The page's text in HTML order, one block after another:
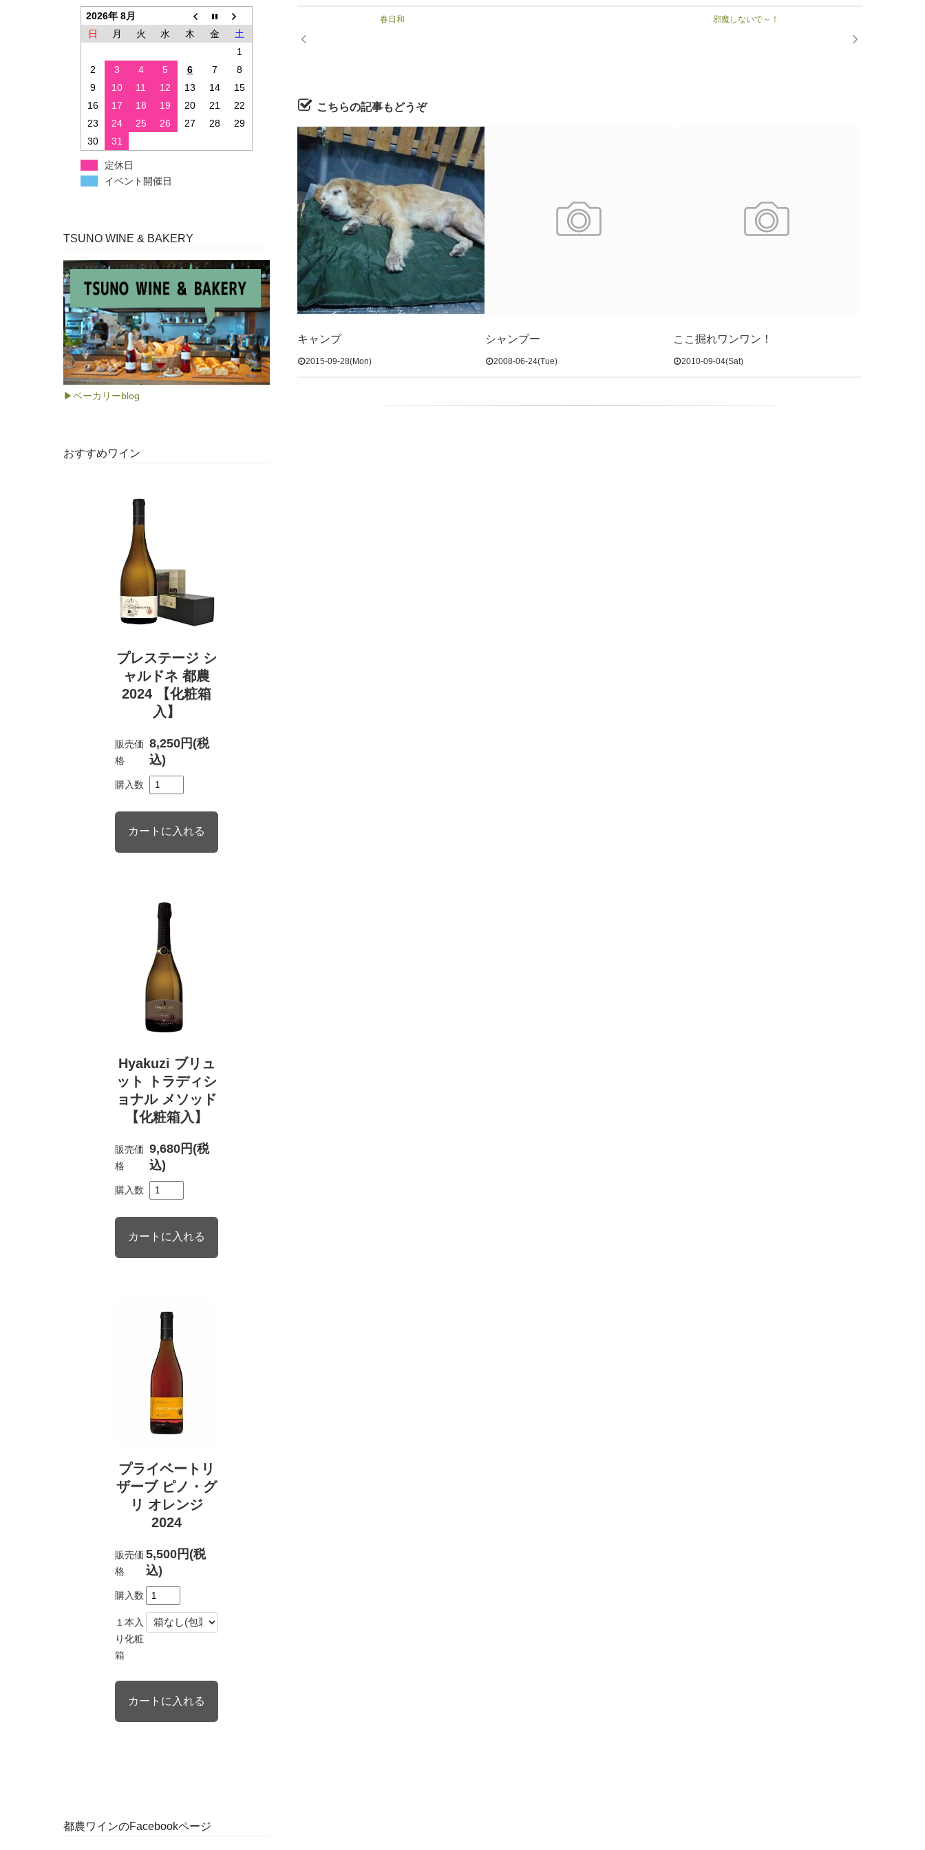
春日和 邪魔しないで～！
こちらの記事もどうぞ
キャンプ
2015-09-28(Mon)
シャンプー
2008-06-24(Tue)
ここ掘れワンワン！
2010-09-04(Sat)
2026年 8月
日
月 火 水 木 金
土
1
2
3 4 5 6 7
8
9
10 11 12 13 14
15
16
17 18 19 20 21
22
23
24 25 26 27 28
29
30
31
定休日
イベント開催日
TSUNO WINE & BAKERY
▶ベーカリーblog
おすすめワイン
プレステージ シ
ャルドネ 都農
2024 【化粧箱
入】
販売価
格
8,250円(税
込)
購入数
Hyakuzi ブリュ
ット トラディシ
ョナル メソッド
【化粧箱入】
販売価
格
9,680円(税
込)
購入数
プライベートリ
ザーブ ピノ・グ
リ オレンジ
2024
販売価
格
5,500円(税
込)
購入数
１本入
り化粧
箱
都農ワインのFacebookページ